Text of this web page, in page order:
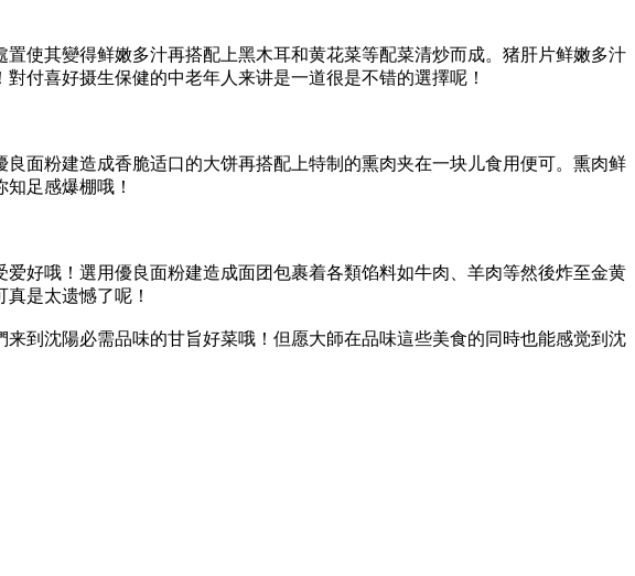
使其變得鲜嫩多汁再搭配上黑木耳和黄花菜等配菜清炒而成。猪肝片鲜嫩多汁
付喜好摄生保健的中老年人来讲是一道很是不错的選擇呢！
面粉建造成香脆适口的大饼再搭配上特制的熏肉夹在一块儿食用便可。熏肉鲜
足感爆棚哦！
好哦！選用優良面粉建造成面团包裹着各類馅料如牛肉、羊肉等然後炸至金黄
是太遗憾了呢！
到沈陽必需品味的甘旨好菜哦！但愿大師在品味這些美食的同時也能感觉到沈